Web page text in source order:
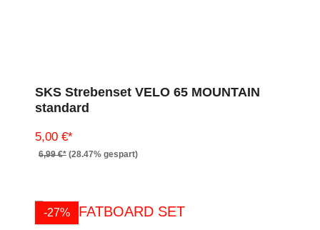
SKS Strebenset VELO 65 MOUNTAIN
standard
5,00 €*
6,99 €* (28.47% gespart)
-27%